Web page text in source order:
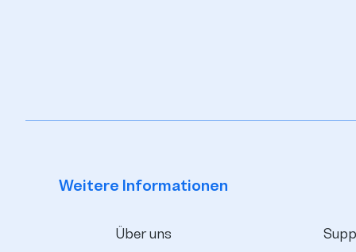
Weitere Informationen
Über uns